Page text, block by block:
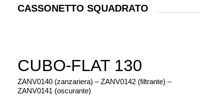
CASSONETTO SQUADRATO
CUBO-FLAT 130
ZANV0140 (zanzariera) – ZANV0142 (filtrante) –
ZANV0141 (oscurante)